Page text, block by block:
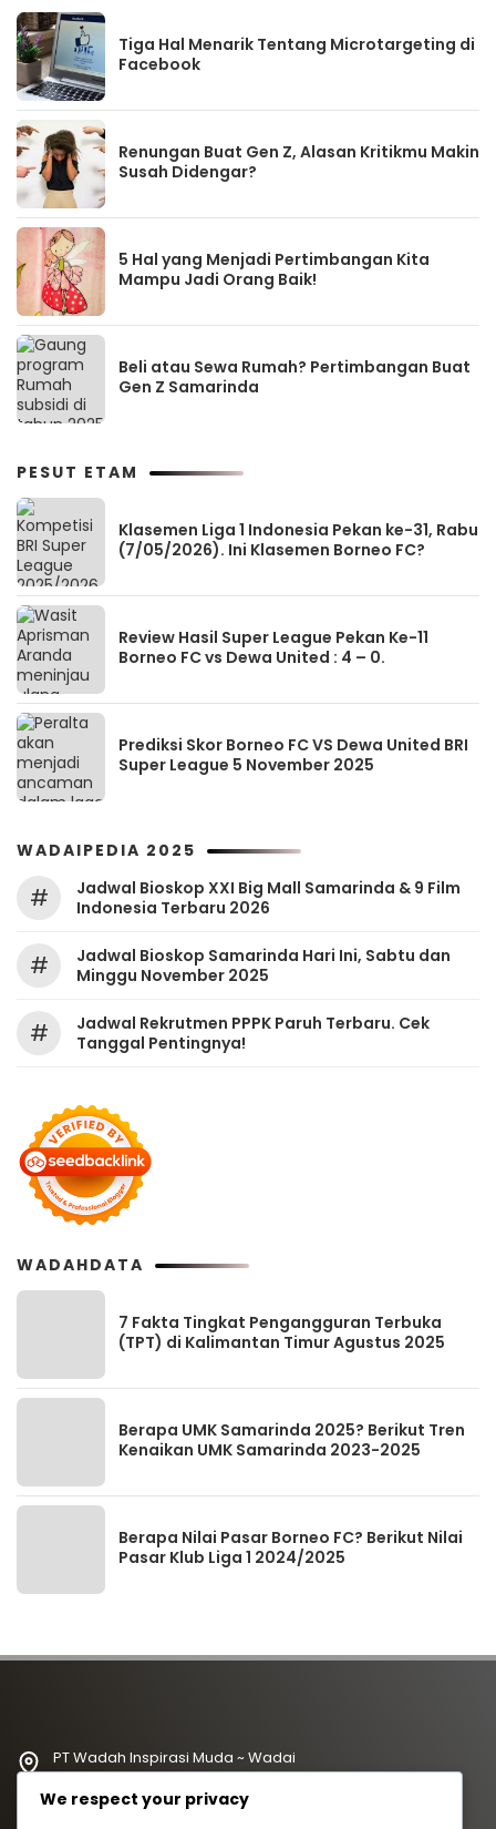
Tiga Hal Menarik Tentang Microtargeting di
Facebook
Renungan Buat Gen Z, Alasan Kritikmu Makin
Susah Didengar?
5 Hal yang Menjadi Pertimbangan Kita
Mampu Jadi Orang Baik!
Beli atau Sewa Rumah? Pertimbangan Buat
Gen Z Samarinda
PESUT ETAM
Klasemen Liga 1 Indonesia Pekan ke-31, Rabu
(7/05/2026). Ini Klasemen Borneo FC?
Review Hasil Super League Pekan Ke-11
Borneo FC vs Dewa United : 4 – 0.
Prediksi Skor Borneo FC VS Dewa United BRI
Super League 5 November 2025
WADAIPEDIA 2025
#
Jadwal Bioskop XXI Big Mall Samarinda & 9 Film
Indonesia Terbaru 2026
#
Jadwal Bioskop Samarinda Hari Ini, Sabtu dan
Minggu November 2025
#
Jadwal Rekrutmen PPPK Paruh Terbaru. Cek
Tanggal Pentingnya!
WADAHDATA
7 Fakta Tingkat Pengangguran Terbuka
(TPT) di Kalimantan Timur Agustus 2025
Berapa UMK Samarinda 2025? Berikut Tren
Kenaikan UMK Samarinda 2023-2025
Berapa Nilai Pasar Borneo FC? Berikut Nilai
Pasar Klub Liga 1 2024/2025
PT Wadah Inspirasi Muda ~ Wadai
redaksi@wadahkata.id
We respect your privacy